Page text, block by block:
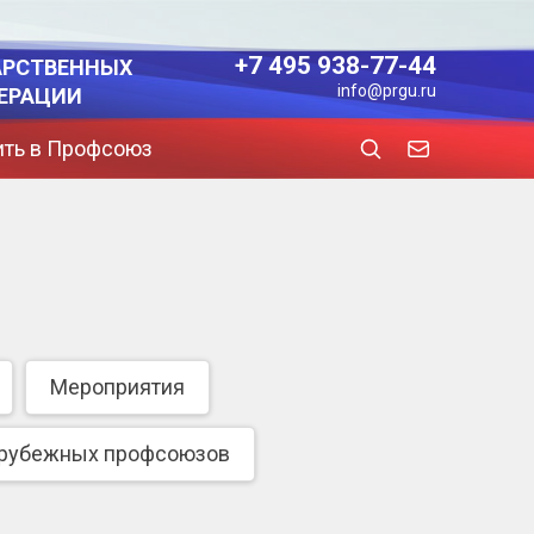
+7 495 938-77-44
info@prgu.ru
в Профсоюз
Мероприятия
профсоюзов